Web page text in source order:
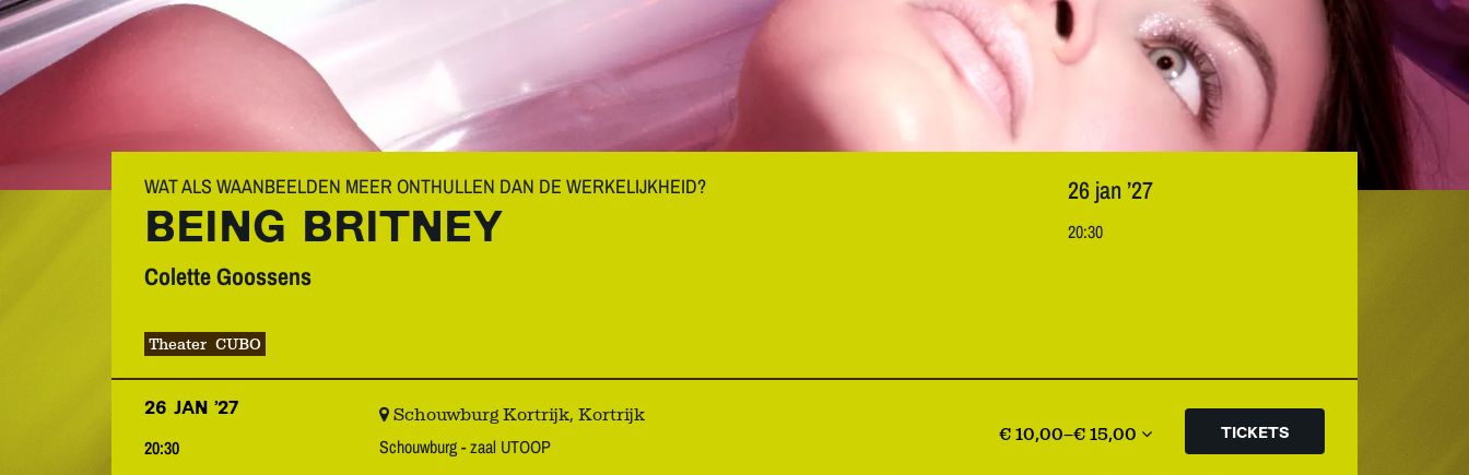
BEING BRITNEY
Colette Goossens
WAT ALS WAANBEELDEN MEER ONTHULLEN DAN DE WERKELIJKHEID?
Theater CUBO
26 jan ’27
20:30
26 JAN ’27
20:30
Schouwburg Kortrijk, Kortrijk
Schouwburg - zaal UTOOP
€ 10,00–€ 15,00 TICKETS